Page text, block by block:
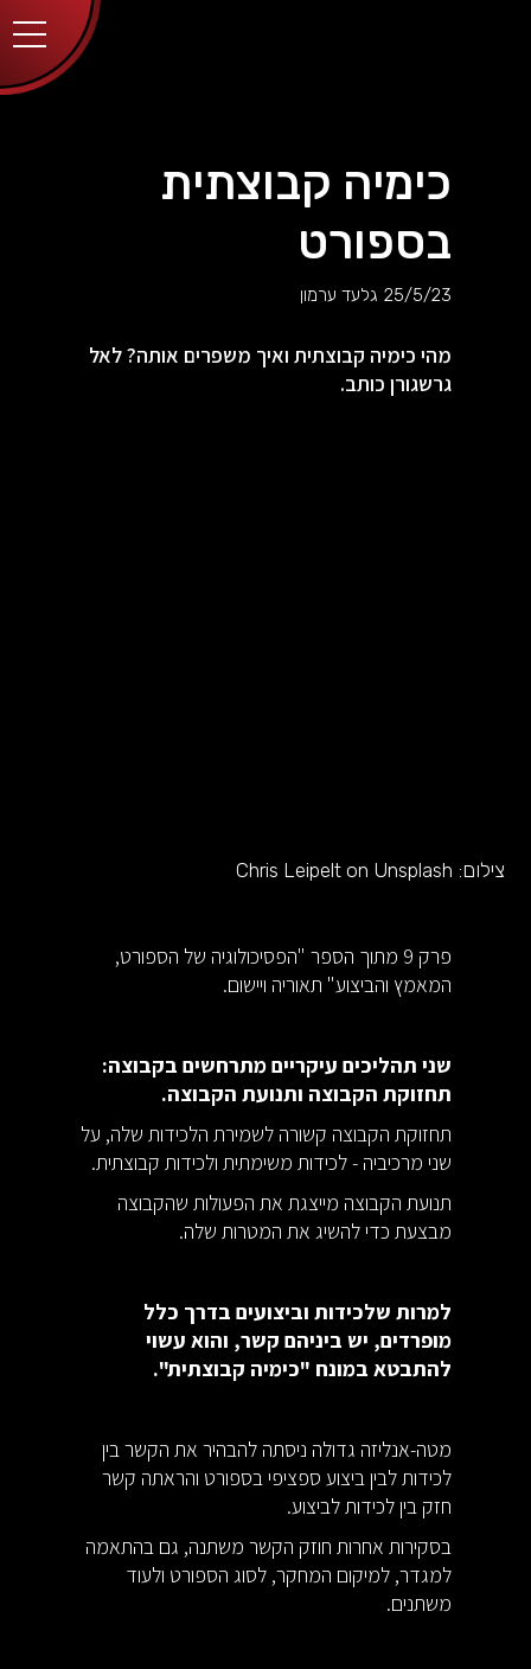
כימיה קבוצתית
בספורט
25/5/23 גלעד ערמון
מהי כימיה קבוצתית ואיך משפרים אותה? לאל
גרשגורן כותב.
צילום: Chris Leipelt on Unsplash
פרק 9 מתוך הספר "הפסיכולוגיה של הספורט,
המאמץ והביצוע" תאוריה ויישום.
שני תהליכים עיקריים מתרחשים בקבוצה:
תחזוקת הקבוצה ותנועת הקבוצה.
תחזוקת הקבוצה קשורה לשמירת הלכידות שלה, על
שני מרכיביה - לכידות משימתית ולכידות קבוצתית.
תנועת הקבוצה מייצגת את הפעולות שהקבוצה
מבצעת כדי להשיג את המטרות שלה.
למרות שלכידות וביצועים בדרך כלל
מופרדים, יש ביניהם קשר, והוא עשוי
להתבטא במונח "כימיה קבוצתית".
מטה-אנליזה גדולה ניסתה להבהיר את הקשר בין
לכידות לבין ביצוע ספציפי בספורט והראתה קשר
חזק בין לכידות לביצוע.
בסקירות אחרות חוזק הקשר משתנה, גם בהתאמה
למגדר, למיקום המחקר, לסוג הספורט ולעוד
משתנים.